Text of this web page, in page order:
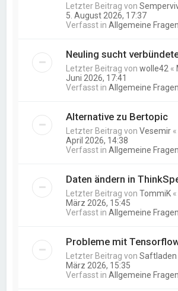
Letzter Beitrag von
5. August 2026, 17:37
Verfasst inAllgemeine Fragen
Neuling sucht
Letzter Beitrag vonwolle42 «
Juni 2026, 17:41
Verfasst inAllgemeine Fragen
Alternative zu Bertopic
Letzter Beitrag vonVesemir «
April 2026, 14:38
Verfasst inAllgemeine Fragen
Daten ändern in
Letzter Beitrag vonTommiK «
März 2026, 15:45
Verfasst inAllgemeine Fragen
Probleme mit
Letzter Beitrag vonSaftladen
März 2026, 15:35
Verfasst inAllgemeine Fragen